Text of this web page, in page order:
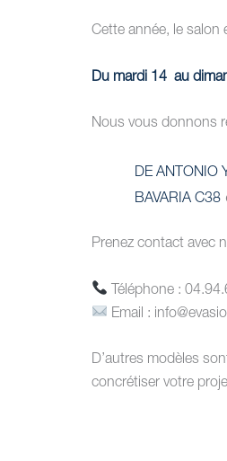
Cette année, le salon
Du mardi 14 au
Nous vous donnons
DE ANTONIO
BAVARIA C38
Prenez contact avec
Téléphone :
Email :
D’autres modèles
concrétiser votre